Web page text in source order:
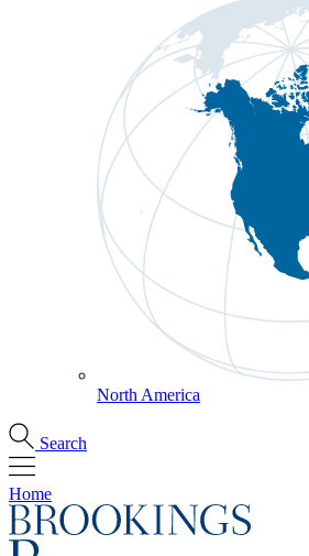
North America
Search
Home